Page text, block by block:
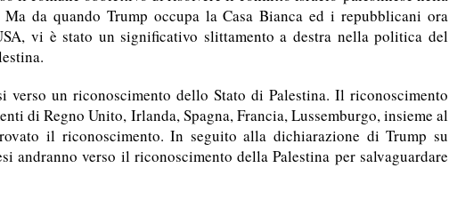
da quando Trump occupa la Casa Bianca ed i repubblicani ora
vi è stato un significativo slittamento a destra nella politica del
un riconoscimento dello Stato di Palestina. Il riconoscimento
di Regno Unito, Irlanda, Spagna, Francia, Lussemburgo, insieme al
il riconoscimento. In seguito alla dichiarazione di Trump su
andranno verso il riconoscimento della Palestina per salvaguardare